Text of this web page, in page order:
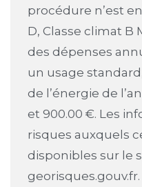
procédure n’est
D, Classe climat
des dépenses
un usage
de l’énergie de
et 900.00 €. Les
risques auxquels
disponibles sur le
georisques.gouv.fr.